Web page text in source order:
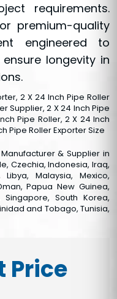
requirements.
premium-quality
engineered to
longevity in
2 X 24 Inch Pipe Roller
Supplier, 2 X 24 Inch Pipe
Pipe Roller, 2 X 24 Inch
Pipe Roller Exporter Size
& Supplier in
Czechia, Indonesia, Iraq,
Malaysia, Mexico,
Papua New Guinea,
South Korea,
and Tobago, Tunisia,
Price